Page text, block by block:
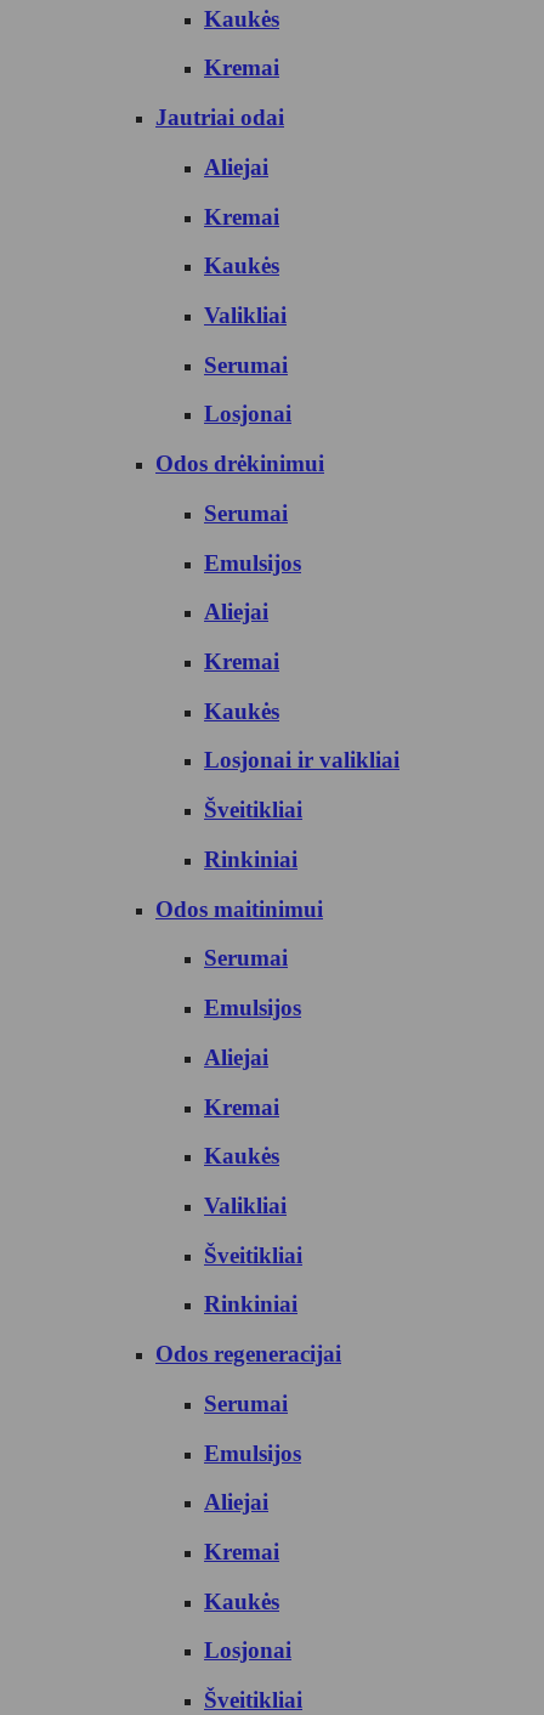
Kaukės
Kremai
Jautriai odai
Aliejai
Kremai
Kaukės
Valikliai
Serumai
Losjonai
Odos drėkinimui
Serumai
Emulsijos
Aliejai
Kremai
Kaukės
Losjonai ir valikliai
Šveitikliai
Rinkiniai
Odos maitinimui
Serumai
Emulsijos
Aliejai
Kremai
Kaukės
Valikliai
Šveitikliai
Rinkiniai
Odos regeneracijai
Serumai
Emulsijos
Aliejai
Kremai
Kaukės
Losjonai
Šveitikliai